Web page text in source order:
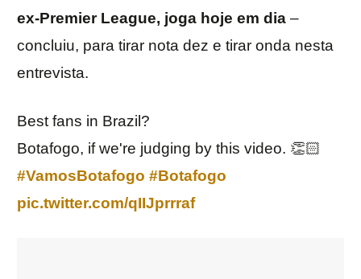
ex-Premier League, joga hoje em dia –
concluiu, para tirar nota dez e tirar onda nesta
entrevista.
Best fans in Brazil?
Botafogo, if we're judging by this video. 👏🏻
#VamosBotafogo #Botafogo
pic.twitter.com/qIIJprrraf